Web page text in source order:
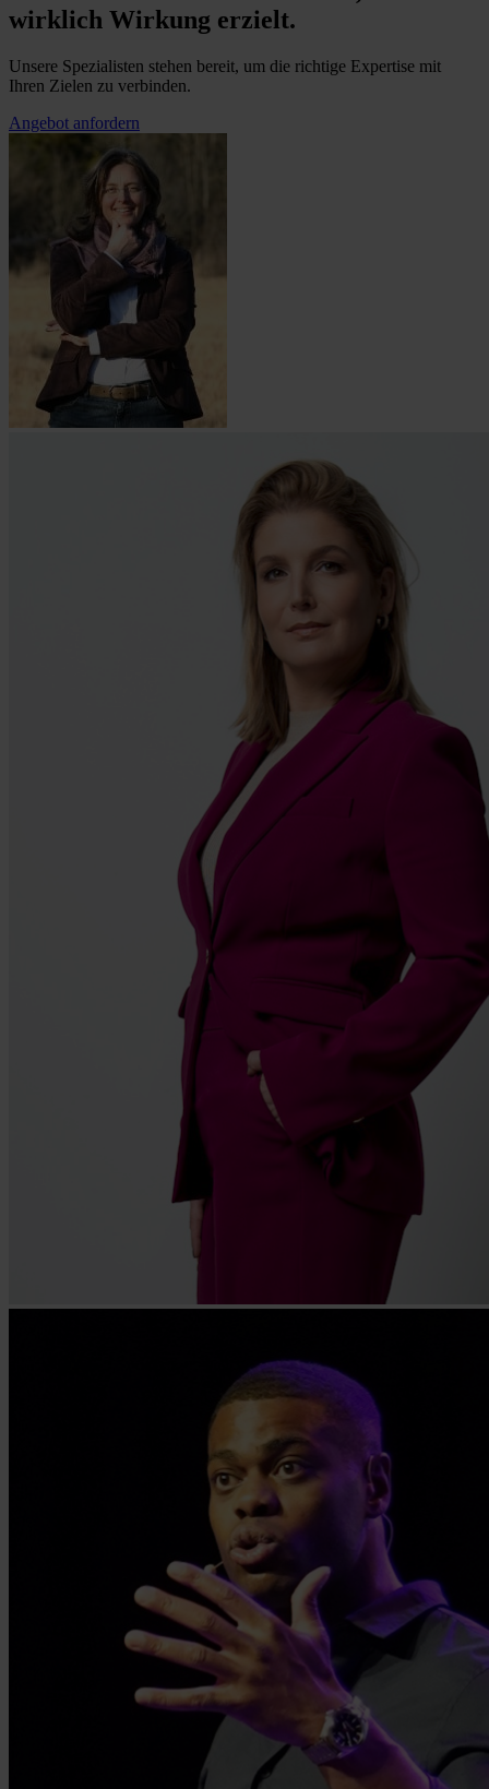
wirklich Wirkung erzielt.
Unsere Spezialisten stehen bereit, um die richtige Expertise mit
Ihren Zielen zu verbinden.
Angebot anfordern